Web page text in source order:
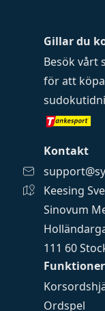
Funktioner
Ordspel
Gillar du
Besök vårt
för att köpa
Kontakt
Keesing
Sinovum
111 60